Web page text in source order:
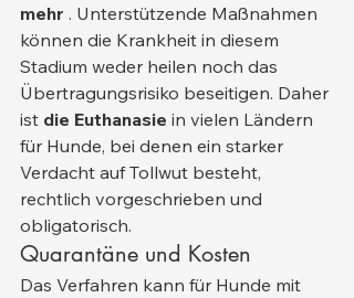
mehr . Unterstützende Maßnahmen
können die Krankheit in diesem
Stadium weder heilen noch das
Übertragungsrisiko beseitigen. Daher
ist die Euthanasie in vielen Ländern
für Hunde, bei denen ein starker
Verdacht auf Tollwut besteht,
rechtlich vorgeschrieben und
obligatorisch.
Quarantäne und Kosten
Das Verfahren kann für Hunde mit